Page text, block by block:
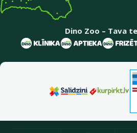
Dino Zoo – Tava